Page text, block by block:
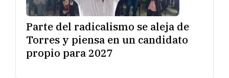
Parte del radicalismo se aleja de
Torres y piensa en un candidato
propio para 2027